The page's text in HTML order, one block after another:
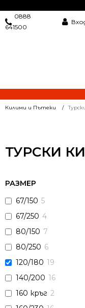
0888
641500
Килими и Пътеки
ТУРСКИ
РАЗМЕР
67/150 5
67/250 4
80/150 7
80/250 6
120/180 19
140/200 16
160 кръг 2